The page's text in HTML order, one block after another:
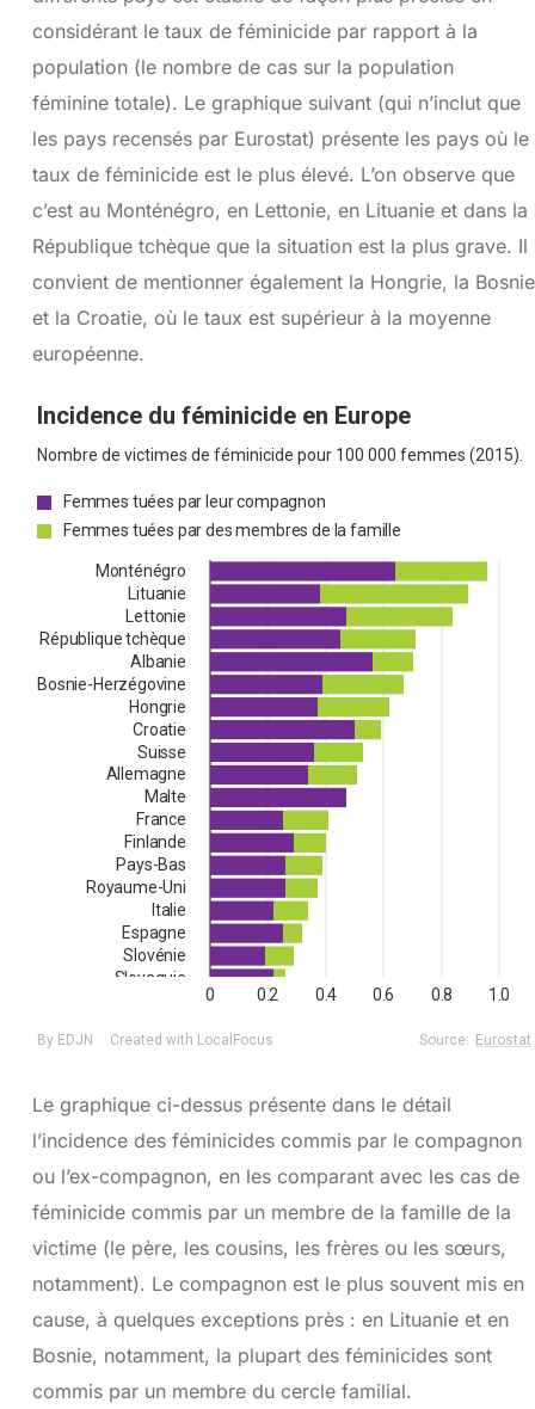
considérant le taux de féminicide par rapport à la
population (le nombre de cas sur la population
féminine totale). Le graphique suivant (qui n’inclut que
les pays recensés par Eurostat) présente les pays où le
taux de féminicide est le plus élevé. L’on observe que
c’est au Monténégro, en Lettonie, en Lituanie et dans la
République tchèque que la situation est la plus grave. Il
convient de mentionner également la Hongrie, la Bosnie
et la Croatie, où le taux est supérieur à la moyenne
européenne.
Le graphique ci-dessus présente dans le détail
l’incidence des féminicides commis par le compagnon
ou l’ex-compagnon, en les comparant avec les cas de
féminicide commis par un membre de la famille de la
victime (le père, les cousins, les frères ou les sœurs,
notamment). Le compagnon est le plus souvent mis en
cause, à quelques exceptions près : en Lituanie et en
Bosnie, notamment, la plupart des féminicides sont
commis par un membre du cercle familial.